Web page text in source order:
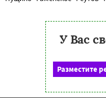
У Вас
Разместите